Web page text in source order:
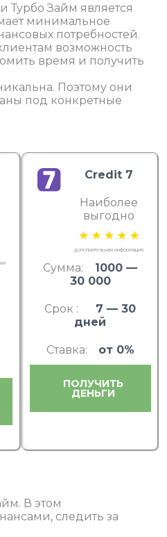
Займ является
минимальное
потребностей.
возможность
время и получить
Поэтому они
под конкретные
Credit 7
Наиболее
выгодно
дополнительная информация
Сумма:
1000 —
30 000
Срок :
7 — 30
дней
Ставка: от 0%
ПОЛУЧИТЬ
ДЕНЬГИ
В этом
следить за